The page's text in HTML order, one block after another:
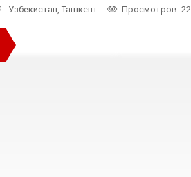
Узбекистан Ташкент Просмотров: 22